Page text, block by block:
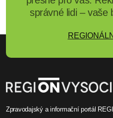
správné lidi – vaše
Zpravodajský a informační portál